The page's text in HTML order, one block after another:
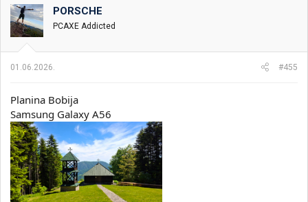
o
v
a
n
j
:
PORSCHE
PCAXE Addicted
01.06.2026. #455
Planina Bobija
Samsung Galaxy A56